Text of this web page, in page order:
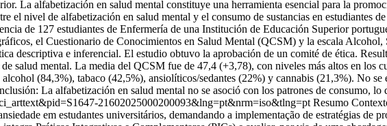
La alfabetización en salud mental constituye una herramienta esencial para la
el nivel de alfabetización en salud mental y el consumo de sustancias en estudiantes
de 127 estudiantes de Enfermería de una Institución de Educación Superior
el Cuestionario de Conocimientos en Salud Mental (QCSM) y la escala
descriptiva e inferencial. El estudio obtuvo la aprobación de un comité de ética.
salud mental. La media del QCSM fue de 47,4 (+3,78), con niveles más altos en los
(84,3%), tabaco (42,5%), ansiolíticos/sedantes (22%) y cannabis (21,3%). No
La alfabetización en salud mental no se asoció con los patrones de consumo,
21602025000200093&lng=pt&nrm=iso&tlng=pt Resumo
em estudantes universitários, demandando a implementação de estratégias de